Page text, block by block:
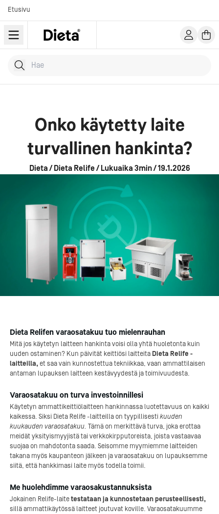
Etusivu
Hae tuotteita
Kirjoita hakusana...
Onko käytetty laite
turvallinen hankinta?
Dieta / Dieta Relife / Lukuaika 3min / 19.1.2026
Dieta Relifen varaosatakuu tuo mielenrauhan
Mitä jos käytetyn laitteen hankinta voisi olla yhtä huoletonta kuin
uuden ostaminen? Kun päivität keittiösi laitteita Dieta Relife -
laitteilla,et saa vain kunnostettua tekniikkaa, vaan ammattilaisen
antaman lupauksen laitteen kestävyydestä ja toimivuudesta.
Varaosatakuu on turva investoinnillesi
Käytetyn ammattikeittiölaitteen hankinnassa luotettavuus on kaikki
kaikessa. Siksi Dieta Relife -laitteilla on tyypillisesti kuuden
kuukauden varaosatakuu. Tämä on merkittävä turva, joka erottaa
meidät yksityismyyjistä tai verkkokirpputoreista, joista vastaavaa
suojaa on mahdotonta saada. Seisomme myymiemme laitteiden
takana myös kaupanteon jälkeen ja varaosatakuu on lupauksemme
siitä, että hankkimasi laite myös todella toimii.
Me huolehdimme varaosakustannuksista
Jokainen Relife-laitetestataan ja kunnostetaan perusteellisesti,
sillä ammattikäytössä laitteet joutuvat koville. Varaosatakuumme